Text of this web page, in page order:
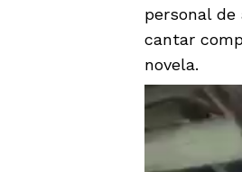
personal
cantar
novela.